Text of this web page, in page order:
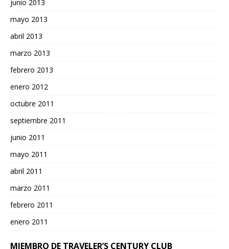
junio 2013
mayo 2013
abril 2013
marzo 2013
febrero 2013
enero 2012
octubre 2011
septiembre 2011
junio 2011
mayo 2011
abril 2011
marzo 2011
febrero 2011
enero 2011
MIEMBRO DE TRAVELER’S CENTURY CLUB